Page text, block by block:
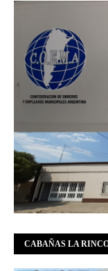
CABAÑAS LA